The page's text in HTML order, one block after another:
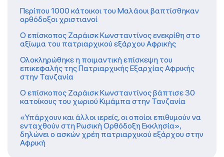
Περίπου 1000 κάτοικοι του Μαλάουι βαπτίσθηκαν
ορθόδοξοι χριστιανοί
Ο επίσκοπος Ζαράισκ Κωνσταντίνος ενεκρίθη στο
αξίωμα του πατριαρχικού εξάρχου Αφρικής
Ολοκληρώθηκε η ποιμαντική επίσκεψη του
επικεφαλής της Πατριαρχικής Εξαρχίας Αφρικής
στην Τανζανία
Ο επίσκοπος Ζαράισκ Κωνσταντίνος βάπτισε 30
κατοίκους του χωριού Κιμάμπα στην Τανζανία
«Υπάρχουν και άλλοι ιερείς, οι οποίοι επιθυμούν να
ενταχθούν στη Ρωσική Ορθόδοξη Εκκλησία»,
δηλώνει ο ασκών χρέη πατριαρχικού εξάρχου στην
Αφρική